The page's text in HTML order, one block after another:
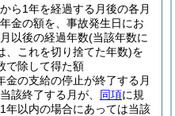
ら1年を経過する月後の各月
金の額を、事故発生日にお
以後の経過年数(当該年数に
、これを切り捨てた年数)を
で除して得た額
金の支給の停止が終了する月
該終了する月が、 同項に規
年以内の場合にあっては当該